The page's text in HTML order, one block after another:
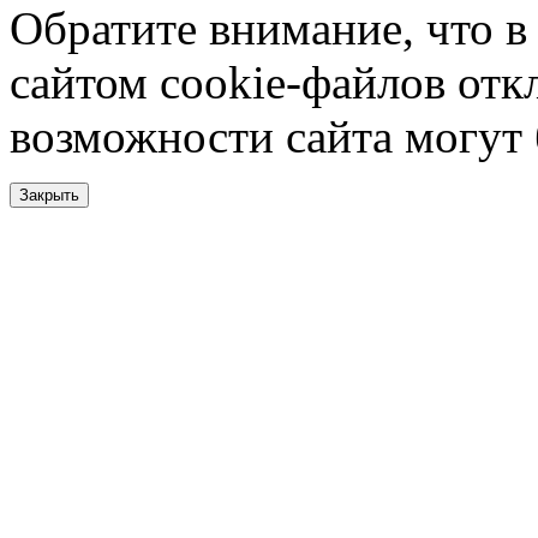
Обратите внимание, что в
сайтом cookie-файлов
возможности сайта
Закрыть